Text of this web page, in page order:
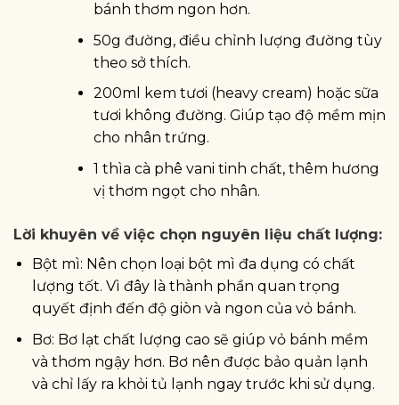
bánh thơm ngon hơn.
50g đường, điều chỉnh lượng đường tùy
theo sở thích.
200ml kem tươi (heavy cream) hoặc sữa
tươi không đường. Giúp tạo độ mềm mịn
cho nhân trứng.
1 thìa cà phê vani tinh chất, thêm hương
vị thơm ngọt cho nhân.
Lời khuyên về việc chọn nguyên liệu chất lượng:
Bột mì: Nên chọn loại bột mì đa dụng có chất
lượng tốt. Vì đây là thành phần quan trọng
quyết định đến độ giòn và ngon của vỏ bánh.
Bơ: Bơ lạt chất lượng cao sẽ giúp vỏ bánh mềm
và thơm ngậy hơn. Bơ nên được bảo quản lạnh
và chỉ lấy ra khỏi tủ lạnh ngay trước khi sử dụng.